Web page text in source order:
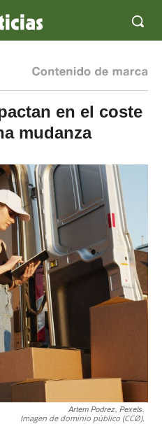
en el coste
mudanza
Artem Podrez, Pexels.
Imagen de dominio público (CCØ).